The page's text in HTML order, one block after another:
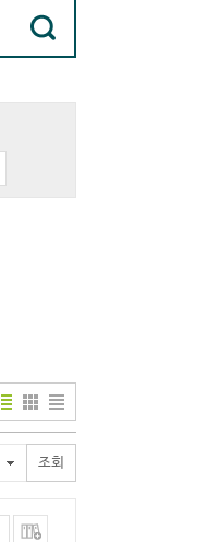
자료구입신청
나의 서재
나의 서평